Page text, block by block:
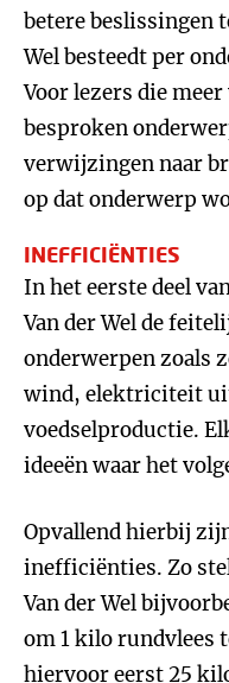
betere beslissingen
Wel besteedt per
Voor lezers die
besproken
verwijzingen naar
op dat onderwerp
INEFFICIËNTIES
In het eerste deel
Van der Wel de
onderwerpen zoals
wind, elektriciteit uit
voedselproductie.
ideeën waar het
Opvallend hierbij
inefficiënties. Zo
Van der Wel
om 1 kilo rundvlees
hiervoor eerst 25